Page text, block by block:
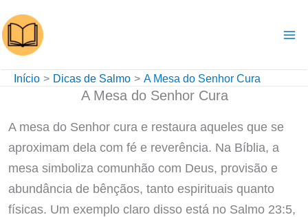
para
o
conteúdo
Início Dicas de Salmo A Mesa do Senhor Cura
A Mesa do Senhor Cura
A mesa do Senhor cura e restaura aqueles que se
aproximam dela com fé e reverência. Na Bíblia, a
mesa simboliza comunhão com Deus, provisão e
abundância de bênçãos, tanto espirituais quanto
físicas. Um exemplo claro disso está no Salmo 23:5,